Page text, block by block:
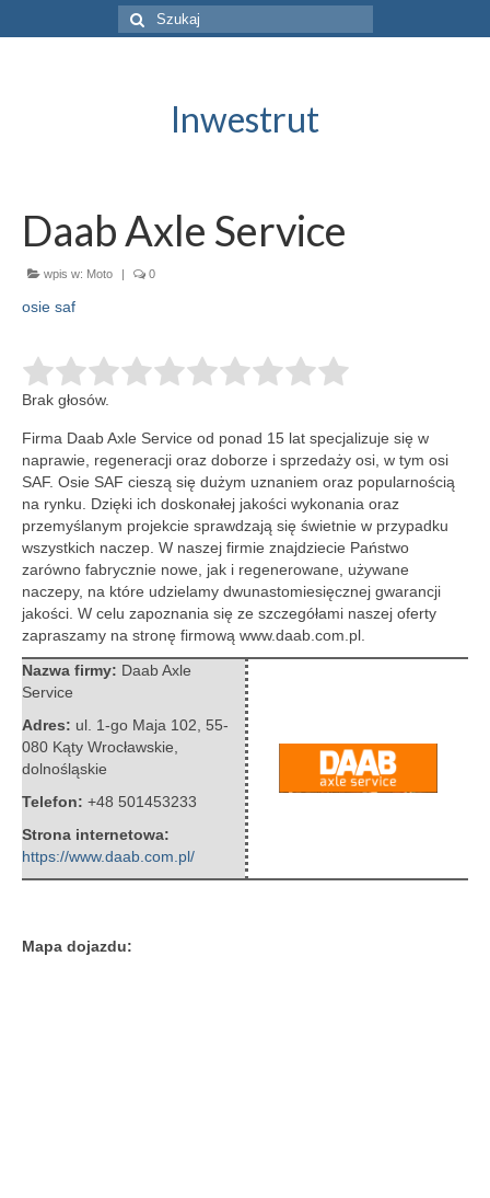
Szuklaj
w:
Inwestrut
Daab Axle Service
wpis w: Moto | 0
osie saf
Brak głosów.
Firma Daab Axle Service od ponad 15 lat specjalizuje się w
naprawie, regeneracji oraz doborze i sprzedaży osi, w tym osi
SAF. Osie SAF cieszą się dużym uznaniem oraz popularnością
na rynku.
Dzięki ich doskonałej jakości wykonania oraz
przemyślanym projekcie sprawdzają się świetnie w przypadku
wszystkich naczep. W naszej firmie znajdziecie Państwo
zarówno fabrycznie nowe, jak i regenerowane, używane
naczepy, na które udzielamy dwunastomiesięcznej gwarancji
jakości. W celu zapoznania się ze szczegółami naszej oferty
zapraszamy na stronę firmową www.daab.com.pl.
Nazwa firmy: Daab Axle
Service
Adres: ul. 1-go Maja 102
55-
080 Kąty Wrocławskie
dolnośląskie
Telefon: +48 501453233
Strona internetowa:
https://www.daab.com.pl/
Mapa dojazdu: